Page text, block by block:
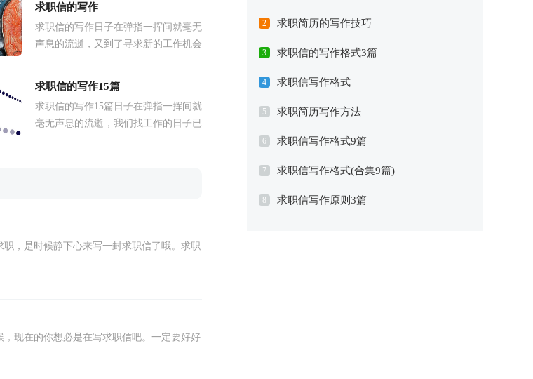
求职信的写作
求职信的写作日子在弹指一挥间就毫无
声息的流逝，又到了寻求新的工作机会
小...
求职信的写作15篇
求职信的写作15篇日子在弹指一挥间就
毫无声息的流逝，我们找工作的日子已
，是时候静下心来写一封求职信了哦。求职
现在的你想必是在写求职信吧。一定要好好
2 求职简历的写作技巧
3 求职信的写作格式3篇
4 求职信写作格式
5 求职简历写作方法
6 求职信写作格式9篇
7 求职信写作格式(合集9篇)
8 求职信写作原则3篇